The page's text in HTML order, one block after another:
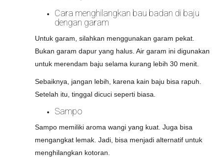
Cara menghilangkan bau badan di baju
dengan garam
Untuk garam, silahkan menggunakan garam pekat.
Bukan garam dapur yang halus. Air garam ini digunakan
untuk merendam baju selama kurang lebih 30 menit.
Sebaiknya, jangan lebih, karena kain baju bisa rapuh.
Setelah itu, tinggal dicuci seperti biasa.
Sampo
Sampo memiliki aroma wangi yang kuat. Juga bisa
mengangkat lemak. Jadi, bisa menjadi alternatif untuk
menghilangkan kotoran.